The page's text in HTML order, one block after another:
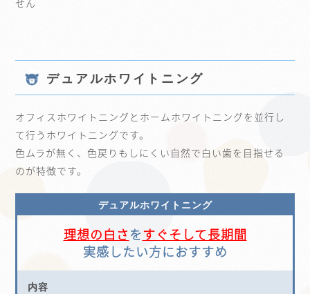
せん
デュアルホワイトニング
オフィスホワイトニングとホームホワイトニングを並行し
て行うホワイトニングです。
色ムラが無く、色戻りもしにくい自然で白い歯を目指せる
のが特徴です。
デュアルホワイトニング
理想の白さをすぐそして長期間
実感したい方におすすめ
内容